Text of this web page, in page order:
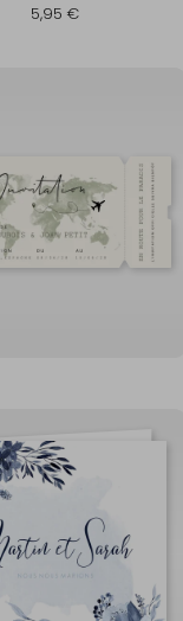
5,95 €